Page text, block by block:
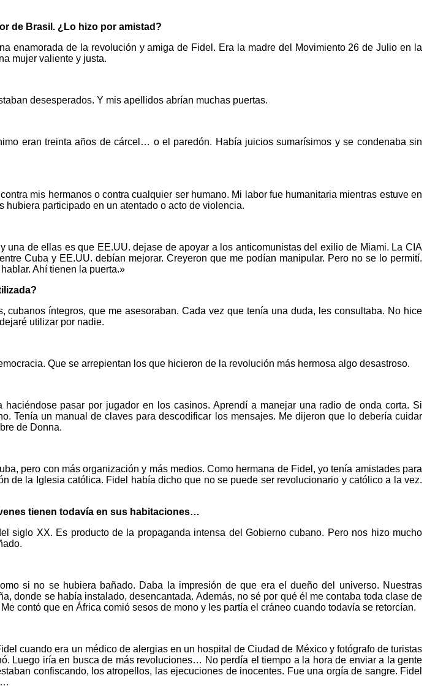
de Brasil. ¿Lo hizo por amistad?
enamorada de la revolución y amiga de Fidel. Era la madre del Movimiento 26 de Julio en la
mujer valiente y justa.
desesperados. Y mis apellidos abrían muchas puertas.
eran treinta años de cárcel… o el paredón. Había juicios sumarísimos y se condenaba sin
mis hermanos o contra cualquier ser humano. Mi labor fue humanitaria mientras estuve en
participado en un atentado o acto de violencia.
de ellas es que EE.UU. dejase de apoyar a los anticomunistas del exilio de Miami. La CIA
Cuba y EE.UU. debían mejorar. Creyeron que me podían manipular. Pero no se lo permití.
Ahí tienen la puerta.»
íntegros, que me asesoraban. Cada vez que tenía una duda, les consultaba. No hice
utilizar por nadie.
Que se arrepientan los que hicieron de la revolución más hermosa algo desastroso.
pasar por jugador en los casinos. Aprendí a manejar una radio de onda corta. Si
Tenía un manual de claves para descodificar los mensajes. Me dijeron que lo debería cuidar
de Donna.
pero con más organización y más medios. Como hermana de Fidel, yo tenía amistades para
de la Iglesia católica. Fidel había dicho que no se puede ser revolucionario y católico a la vez.
tienen todavía en sus habitaciones…
siglo XX. Es producto de la propaganda intensa del Gobierno cubano. Pero nos hizo mucho
si no se hubiera bañado. Daba la impresión de que era el dueño del universo. Nuestras
donde se había instalado, desencantada. Además, no sé por qué él me contaba toda clase de
contó que en África comió sesos de mono y les partía el cráneo cuando todavía se retorcían.
cuando era un médico de alergias en un hospital de Ciudad de México y fotógrafo de turistas
Luego iría en busca de más revoluciones… No perdía el tiempo a la hora de enviar a la gente
confiscando, los atropellos, las ejecuciones de inocentes. Fue una orgía de sangre. Fidel